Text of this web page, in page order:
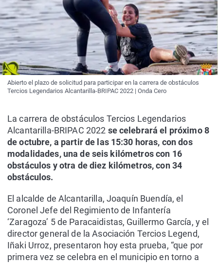
Abierto el plazo de solicitud para participar en la carrera de obstáculos
Tercios Legendarios Alcantarilla-BRIPAC 2022 | Onda Cero
La carrera de obstáculos Tercios Legendarios
Alcantarilla-BRIPAC 2022 se celebrará el próximo 8
de octubre, a partir de las 15:30 horas, con dos
modalidades, una de seis kilómetros con 16
obstáculos y otra de diez kilómetros, con 34
obstáculos.
El alcalde de Alcantarilla, Joaquín Buendía, el
Coronel Jefe del Regimiento de Infantería
‘Zaragoza’ 5 de Paracaidistas, Guillermo García, y el
director general de la Asociación Tercios Legend,
Iñaki Urroz, presentaron hoy esta prueba, “que por
primera vez se celebra en el municipio en torno a